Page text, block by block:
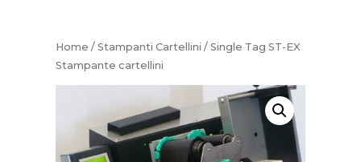
Home / Stampanti Cartellini / Single Tag ST-EX
Stampante cartellini